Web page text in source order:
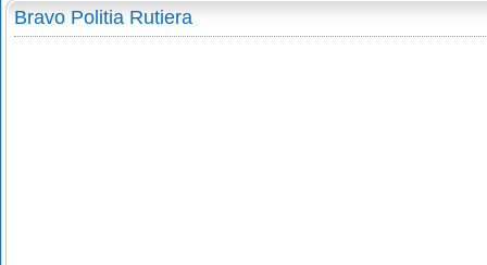
Bravo Politia Rutiera